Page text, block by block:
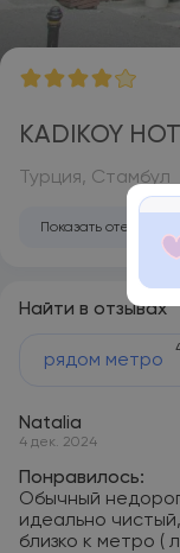
KADIKOY
Турция, Стамбул
Показать отель на
Найти в отзывах
рядом метро
Natalia
4 дек. 2024
Понравилось:
Обычный
идеально
близко к метро (